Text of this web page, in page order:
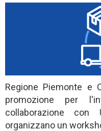
Regione Piemonte e
promozione per
collaborazione con
organizzano un